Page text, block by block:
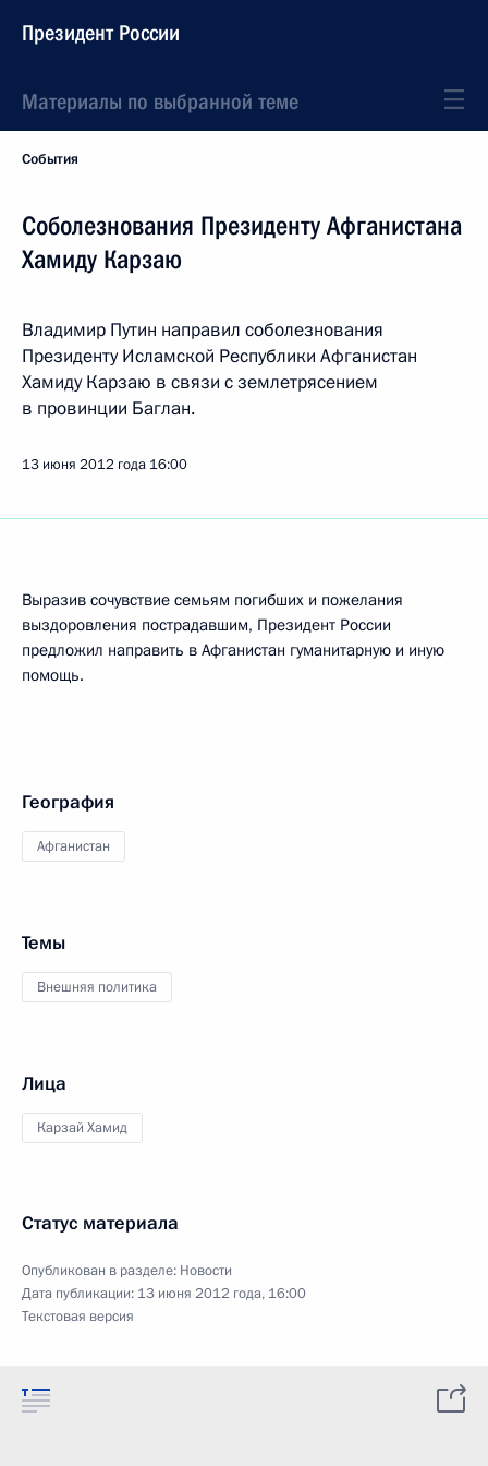
Президент России
Материалы по выбранной теме
События
Соболезнования Президенту Афганистана
Хамиду Карзаю
Владимир Путин направил соболезнования
Президенту Исламской Республики Афганистан
Хамиду Карзаю в связи с землетрясением
в провинции Баглан.
13 июня 2012 года 16:00
Выразив сочувствие семьям погибших и пожелания
выздоровления пострадавшим, Президент России
предложил направить в Афганистан гуманитарную и иную
помощь.
География
Афганистан
Темы
Внешняя политика
Лица
Карзай Хамид
Статус материала
Опубликован в разделе: Новости
Дата публикации: 13 июня 2012 года, 16:00
Текстовая версия